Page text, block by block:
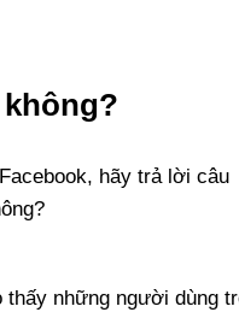
hãy trả lời câu
những người dùng